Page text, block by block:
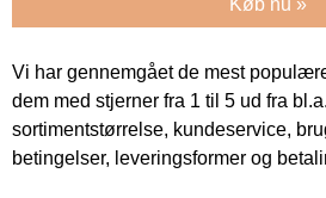
Vi har gennemgået de mest
dem med stjerner fra 1 til 5 ud fra
sortimentstørrelse, kundeservice,
betingelser, leveringsformer og